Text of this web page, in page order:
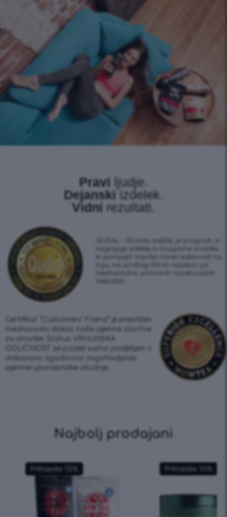
Pravi ljudje.
Dejanski izdelek.
Vidni rezultati.
Certifikat “Customers’ Friend” je prestižen
mednarodni dokaz naše izjemne storitve
za stranke. Status VRHUNSKA
ODLIČNOST se podeli samo podjetjem z
dokazano zgodovino zagotavljanja
izjemne uporabniške izkušnje.
Najbolj prodajani
Prihranite Prihranite